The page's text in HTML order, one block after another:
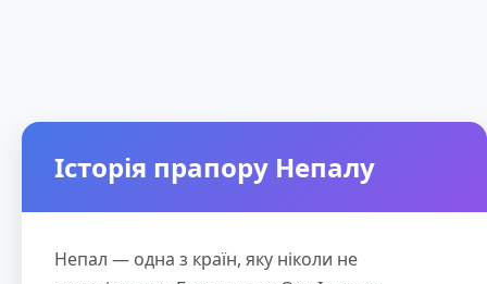
Історія прапору Непалу
Непал — одна з країн, яку ніколи не